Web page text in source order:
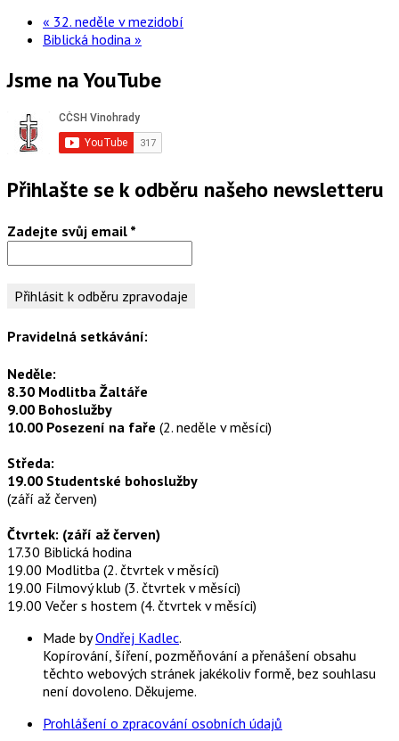
« 32. neděle v mezidobí
Biblická hodina »
Jsme na YouTube
Přihlašte se k odběru našeho newsletteru
Zadejte svůj email *
Pravidelná setkávání:
Neděle:
8.30 Modlitba Žaltáře
9.00 Bohoslužby
10.00 Posezení na faře (2. neděle v měsíci)
Středa:
19.00 Studentské bohoslužby
(září až červen)
Čtvrtek: (září až červen)
17.30 Biblická hodina
19.00 Modlitba (2. čtvrtek v měsíci)
19.00 Filmový klub (3. čtvrtek v měsíci)
19.00 Večer s hostem (4. čtvrtek v měsíci)
Made byOndřej Kadlec.
Kopírování, šíření, pozměňování a přenášení obsahu
těchto webových stránek jakékoliv formě, bez souhlasu
není dovoleno. Děkujeme.
Prohlášení o zpracování osobních údajů